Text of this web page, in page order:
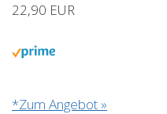
22,90 EUR
*Zum Angebot »